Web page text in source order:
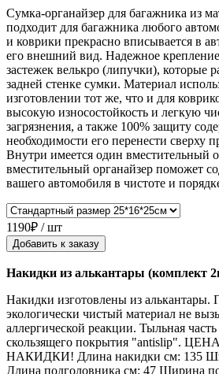
Сумка-органайзер для багажника из
подходит для багажника любого
и коврики прекрасно вписывается в
его внешний вид. Надежное крепление
застежек велькро (липучки), которые
задней стенке сумки. Материал
изготовлении тот же, что и для
высокую износостойкость и легкую
загрязнения, а также 100% защиту
необходимости его перенести сверху
Внутри имеется один вместительный
вместительный органайзер поможет
вашего автомобиля в чистоте и
1190₽ / шт
Добавить к заказу
Накидки из алькантары (комплект
Накидки изготовлены из алькантары.
экологически чистый материал не
аллергической реакции. Тыльная
скользящего покрытия "antislip".
НАКИДКИ! Длина накидки см: 135
Длина подголовника см: 47 Ширина